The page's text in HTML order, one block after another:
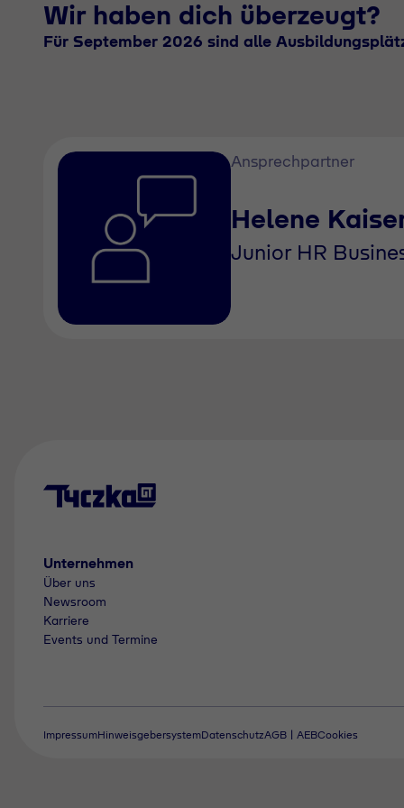
Wir haben dich überzeugt?
Für September 2026 sind alle
Ansprechpartner
Helene
Junior HR
Unternehmen
Über uns
Newsroom
Karriere
Events und Termine
ImpressumHinweisgebersystemDatenschutzAGB | AEBCookies